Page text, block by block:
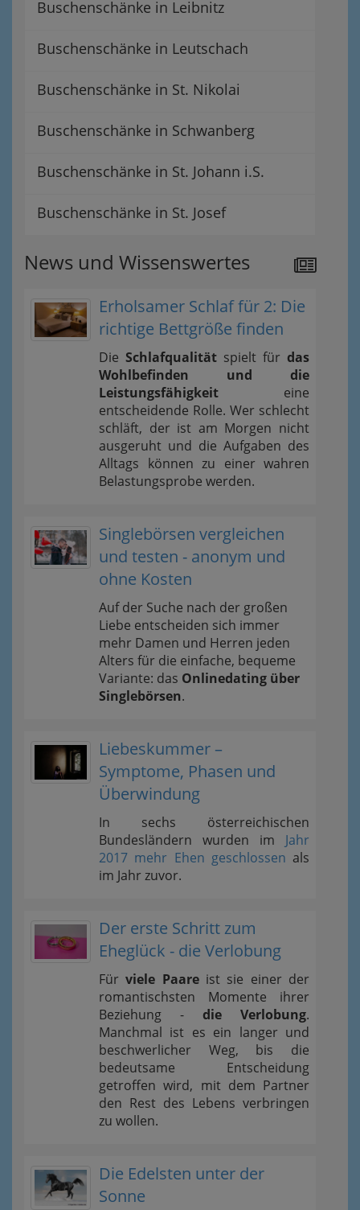
Buschenschänke in Leibnitz
Buschenschänke in Leutschach
Buschenschänke in St. Nikolai
Buschenschänke in Schwanberg
Buschenschänke in St. Johann i.S.
Buschenschänke in St. Josef
News und Wissenswertes
Erholsamer Schlaf für 2: Die
richtige Bettgröße finden
Die Schlafqualität spielt für das
Wohlbefinden und die
Leistungsfähigkeit eine
entscheidende Rolle. Wer schlecht
schläft, der ist am Morgen nicht
ausgeruht und die Aufgaben des
Alltags können zu einer wahren
Belastungsprobe werden.
Singlebörsen vergleichen
und testen - anonym und
ohne Kosten
Auf der Suche nach der großen
Liebe entscheiden sich immer
mehr Damen und Herren jeden
Alters für die einfache, bequeme
Variante: das Onlinedating über
Singlebörsen.
Liebeskummer –
Symptome, Phasen und
Überwindung
In sechs österreichischen
Bundesländern wurden im Jahr
2017 mehr Ehen geschlossen als
im Jahr zuvor.
Der erste Schritt zum
Eheglück - die Verlobung
Fürviele Paareist sie einer der
romantischsten Momente ihrer
Beziehung - die Verlobung.
Manchmal ist es ein langer und
beschwerlicher Weg, bis die
bedeutsame Entscheidung
getroffen wird, mit dem Partner
den Rest des Lebens verbringen
zu wollen.
Die Edelsten unter der
Sonne